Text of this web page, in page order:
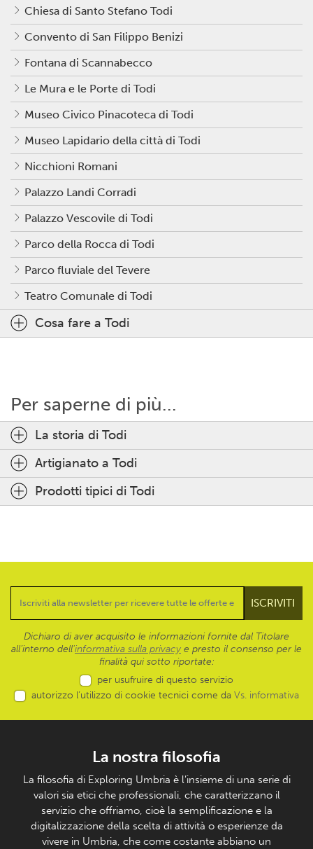
Chiesa di Santo Stefano Todi
Convento di San Filippo Benizi
Fontana di Scannabecco
Le Mura e le Porte di Todi
Museo Civico Pinacoteca di Todi
Museo Lapidario della città di Todi
Nicchioni Romani
Palazzo Landi Corradi
Palazzo Vescovile di Todi
Parco della Rocca di Todi
Parco fluviale del Tevere
Teatro Comunale di Todi
Cosa fare a Todi
Per saperne di più...
La storia di Todi
Artigianato a Todi
Prodotti tipici di Todi
Dichiaro di aver acquisito le informazioni fornite dal Titolare
all’interno dell'informativa sulla privacy e presto il consenso per le
finalità qui sotto riportate:
per usufruire di questo servizio
autorizzo l’utilizzo di cookie tecnici come da Vs. informativa
La nostra filosofia
La filosofia di Exploring Umbria è l’insieme di una serie di
valori sia etici che professionali, che caratterizzano il
servizio che offriamo, cioè la semplificazione e la
digitalizzazione della scelta di attività o esperienze da
vivere in Umbria, che come costante abbiano un